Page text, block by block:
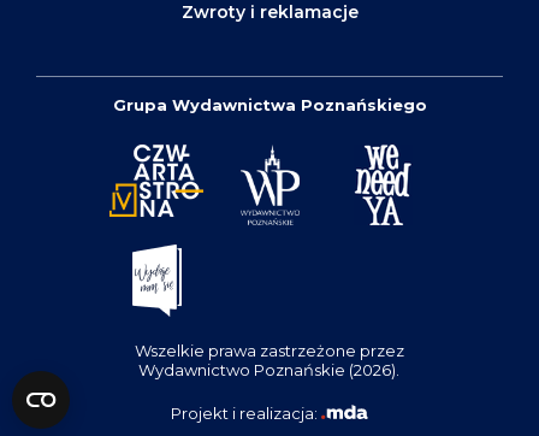
Zwroty i reklamacje
Grupa Wydawnictwa Poznańskiego
Wszelkie prawa zastrzeżone przez
Wydawnictwo Poznańskie (2026).
Projekt i realizacja: